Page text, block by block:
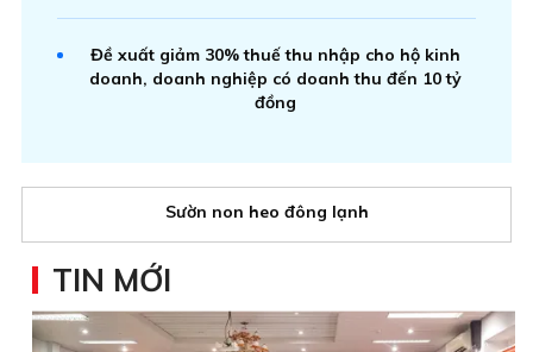
Đề xuất giảm 30% thuế thu nhập cho hộ kinh
doanh, doanh nghiệp có doanh thu đến 10 tỷ
đồng
Sườn non heo đông lạnh
TIN MỚI